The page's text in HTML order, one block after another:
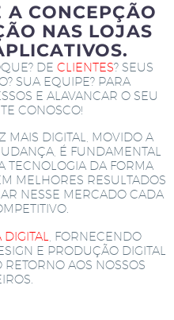
A CONCEPÇÃO
NAS LOJAS
DE CLIENTES? SEUS
SUA EQUIPE? PARA
E ALAVANCAR O SEU
CONOSCO!
MAIS DIGITAL, MOVIDO A
É FUNDAMENTAL
TECNOLOGIA DA FORMA
MELHORES RESULTADOS
NESSE MERCADO CADA
, FORNECENDO
E PRODUÇÃO DIGITAL
AOS NOSSOS